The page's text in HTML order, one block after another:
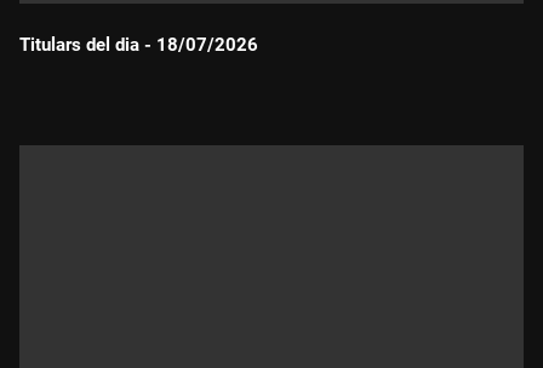
Titulars del dia - 18/07/2026